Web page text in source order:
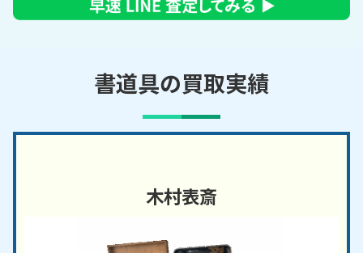
書道具の買取実績
木村表斎